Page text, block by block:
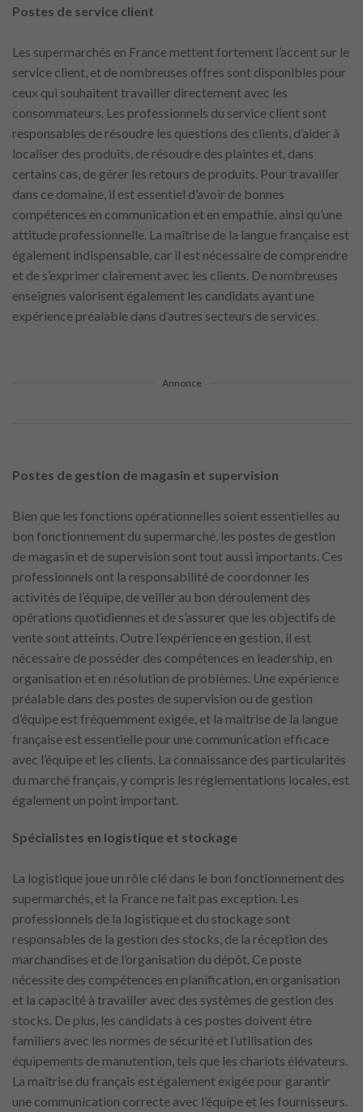
Postes de service client
Les supermarchés en France mettent fortement l’accent sur le
service client, et de nombreuses offres sont disponibles pour
ceux qui souhaitent travailler directement avec les
consommateurs. Les professionnels du service client sont
responsables de résoudre les questions des clients, d’aider à
localiser des produits, de résoudre des plaintes et, dans
certains cas, de gérer les retours de produits. Pour travailler
dans ce domaine, il est essentiel d’avoir de bonnes
compétences en communication et en empathie, ainsi qu’une
attitude professionnelle. La maîtrise de la langue française est
également indispensable, car il est nécessaire de comprendre
et de s’exprimer clairement avec les clients. De nombreuses
enseignes valorisent également les candidats ayant une
expérience préalable dans d’autres secteurs de services.
Annonce
Postes de gestion de magasin et supervision
Bien que les fonctions opérationnelles soient essentielles au
bon fonctionnement du supermarché, les postes de gestion
de magasin et de supervision sont tout aussi importants. Ces
professionnels ont la responsabilité de coordonner les
activités de l’équipe, de veiller au bon déroulement des
opérations quotidiennes et de s’assurer que les objectifs de
vente sont atteints. Outre l’expérience en gestion, il est
nécessaire de posséder des compétences en leadership, en
organisation et en résolution de problèmes. Une expérience
préalable dans des postes de supervision ou de gestion
d’équipe est fréquemment exigée, et la maîtrise de la langue
française est essentielle pour une communication efficace
avec l’équipe et les clients. La connaissance des particularités
du marché français, y compris les réglementations locales, est
également un point important.
Spécialistes en logistique et stockage
La logistique joue un rôle clé dans le bon fonctionnement des
supermarchés, et la France ne fait pas exception. Les
professionnels de la logistique et du stockage sont
responsables de la gestion des stocks, de la réception des
marchandises et de l’organisation du dépôt. Ce poste
nécessite des compétences en planification, en organisation
et la capacité à travailler avec des systèmes de gestion des
stocks. De plus, les candidats à ces postes doivent être
familiers avec les normes de sécurité et l’utilisation des
équipements de manutention, tels que les chariots élévateurs.
La maîtrise du français est également exigée pour garantir
une communication correcte avec l’équipe et les fournisseurs.